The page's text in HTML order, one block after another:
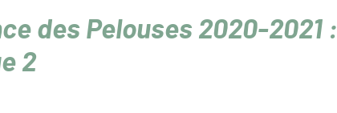
des Pelouses 2020-2021 :
2